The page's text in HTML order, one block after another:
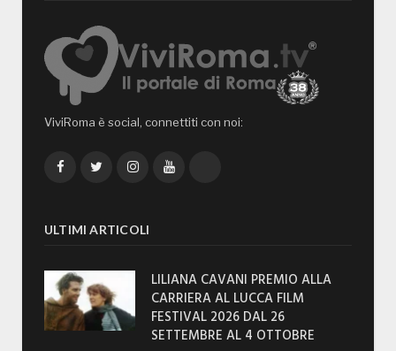
ViviRoma è social, connettiti con noi:
FacebookTwitterInstagramYouTube
ULTIMI ARTICOLI
LILIANA CAVANI PREMIO ALLA
CARRIERA AL LUCCA FILM
FESTIVAL 2026 DAL 26
SETTEMBRE AL 4 OTTOBRE